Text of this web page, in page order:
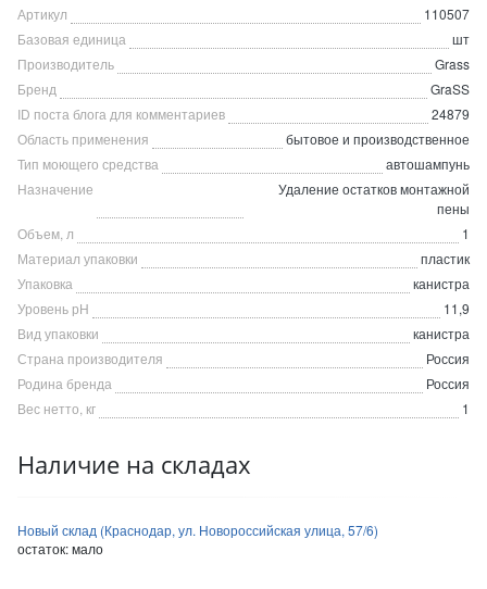
Артикул
110507
Базовая единица
шт
Производитель
Grass
Бренд
GraSS
ID поста блога для комментариев
24879
Область применения
бытовое и производственное
Тип моющего средства
автошампунь
Назначение
Удаление остатков монтажной
пены
Объем, л
1
Материал упаковки
пластик
Упаковка
канистра
Уровень рН
11,9
Вид упаковки
канистра
Страна производителя
Россия
Родина бренда
Россия
Вес нетто, кг
1
Наличие на складах
Новый склад (Краснодар, ул. Новороссийская улица, 57/6)
остаток:мало